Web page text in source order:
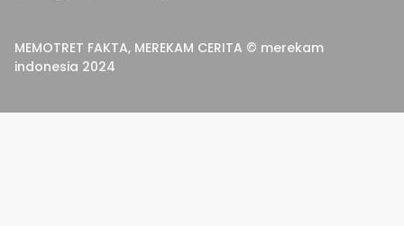
MEMOTRET FAKTA, MEREKAM CERITA © merekam
indonesia 2024